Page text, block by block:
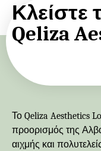
Κλείστε
Qeliza
Το Qeliza Aesthetics
προορισμός της
αιχμής και